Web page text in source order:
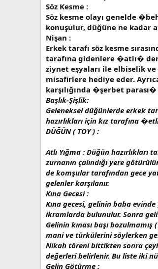
Söz Kesme :
Söz kesme olayı genelde
konuşulur, düğüne ne kadar
Nişan :
Erkek tarafı söz kesme
tarafına gidenlere �atlı�
ziynet eşyaları ile elbiselik ve
misafirlere hediye eder.
karşılığında �şerbet
Başlık-Şişlik:
Geleneksel düğünlerde erkek
hazırlıkları için kız tarafına
DÜĞÜN ( TOY ) :
Atlı Yığma : Düğün
zurnanın çalındığı yere
de komşular tarafından gece
gelenler karşılanır.
Kına Gecesi :
Kına gecesi, gelinin baba
ikramlarda bulunulur. Sonra
Gelinin kınası başı
mani ve türkülerini söylerken
Nikah töreni bittikten sonra
değerleri belirlenir. Bu liste iki
Gelin Götürme :